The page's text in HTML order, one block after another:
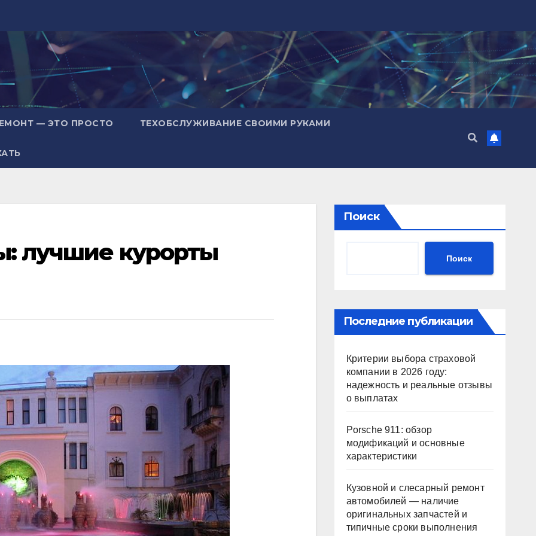
— ЭТО ПРОСТО ТЕХОБСЛУЖИВАНИЕ СВОИМИ РУКАМИ
лучшие курорты
Поиск
Поиск
Последние публикации
Критерии выбора страховой
компании в 2026 году:
надежность и реальные отзывы
о выплатах
Porsche 911: обзор
модификаций и основные
характеристики
Кузовной и слесарный ремонт
автомобилей — наличие
оригинальных запчастей и
типичные сроки выполнения